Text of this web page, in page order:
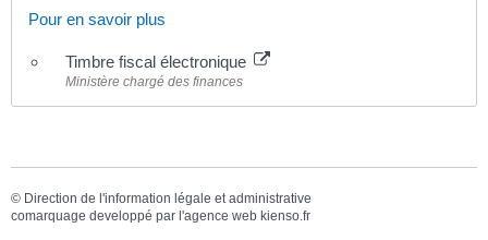
Pour en savoir plus
Timbre fiscal électronique
Ministère chargé des finances
© Direction de l'information légale et administrative
comarquage developpé par l'agence web kienso.fr